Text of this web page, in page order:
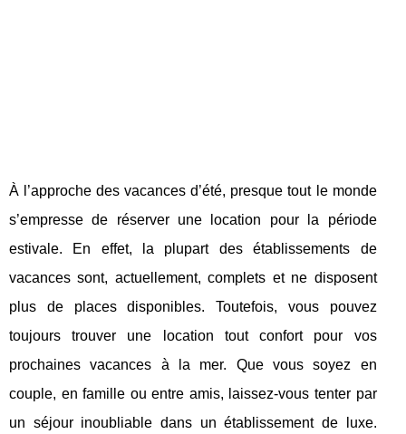
À l’approche des vacances d’été, presque tout le monde
s’empresse de réserver une location pour la période
estivale. En effet, la plupart des établissements de
vacances sont, actuellement, complets et ne disposent
plus de places disponibles. Toutefois, vous pouvez
toujours trouver une location tout confort pour vos
prochaines vacances à la mer. Que vous soyez en
couple, en famille ou entre amis, laissez-vous tenter par
un séjour inoubliable dans un établissement de luxe.